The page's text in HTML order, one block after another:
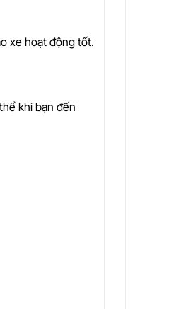
xe hoạt động tốt.
khi bạn đến